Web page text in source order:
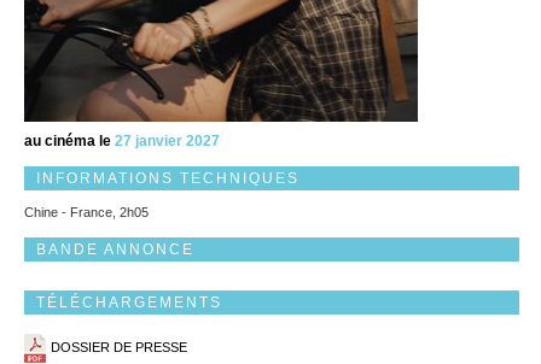
au cinéma le 27 janvier 2027
INFORMATIONS TECHNIQUES
Chine - France, 2h05
BANDE ANNONCE
TÉLÉCHARGEMENTS
DOSSIER DE PRESSE